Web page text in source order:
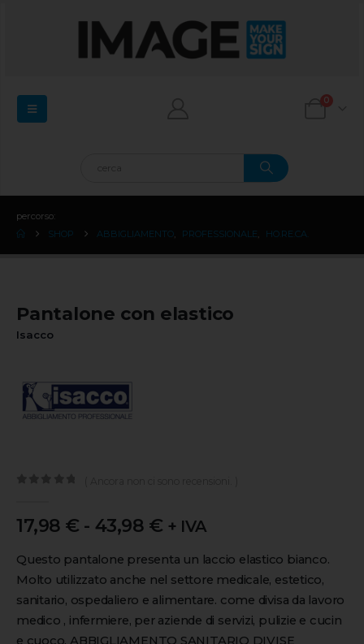
0
percorso:
SHOP
ABBIGLIAMENTO PROFESSIONALE HO.RE.CA.
Pantalone con elastico
Isacco
17,98 € - 43,98 € + IVA
Questo pantalone presenta un laccio elastico bianco.
Molto utilizzato anche nel settore medicale, estetico,
sanitario, ospedaliero e alimentare. come divisa da lavoro
medico , infermiere, per aziende di servizi, pulizie e cucin
e cuoco. ABBIGLIAMENTO SANITARIO DIVISE